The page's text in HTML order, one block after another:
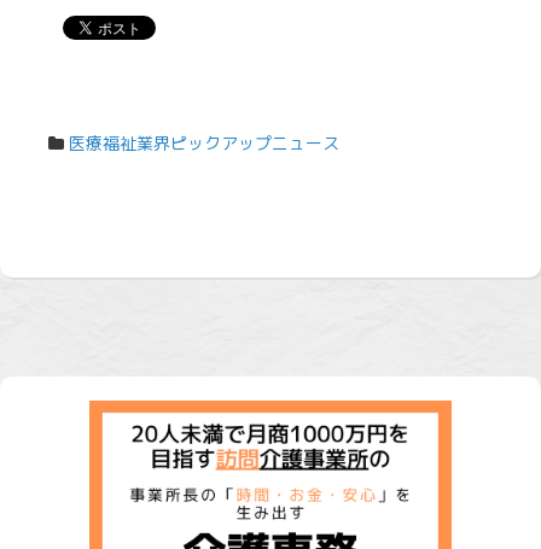
医療福祉業界ピックアップニュース